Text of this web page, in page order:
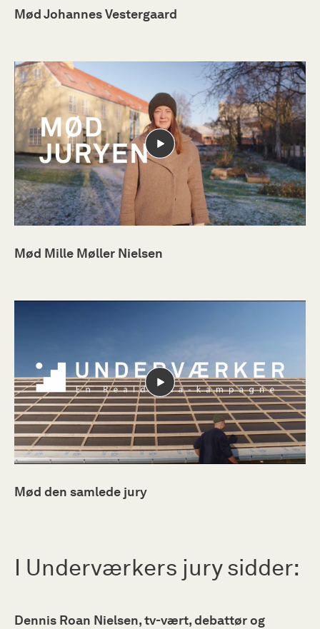
Mød Johannes Vestergaard
Mød Mille Møller Nielsen
Mød den samlede jury
I Underværkers jury sidder:
Dennis Roan Nielsen, tv-vært, debattør og